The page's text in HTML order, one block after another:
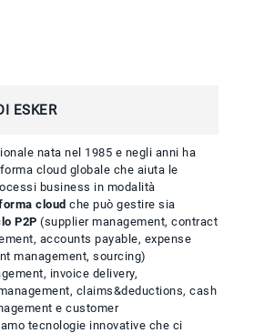
ESKER
nata nel 1985 e negli anni ha
cloud globale che aiuta le
business in modalità
cloud che può gestire sia
P2P (supplier management, contract
accounts payable, expense
management, sourcing)
invoice delivery,
claims&deductions, cash
e customer
tecnologie innovative che ci